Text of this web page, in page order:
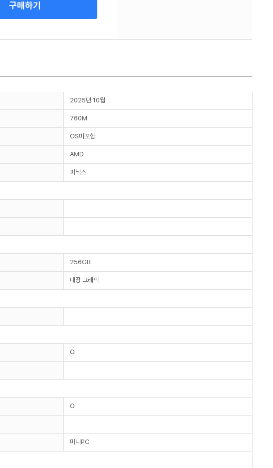
구매하기
2025년 10월
760M
OS미포함
AMD
피닉스
256GB
내장 그래픽
O
O
미니PC